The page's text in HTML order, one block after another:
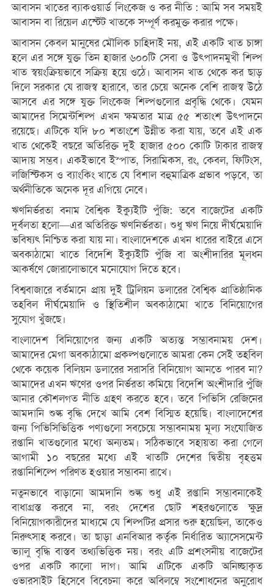
আবাসন খাতের ব্যাকওয়ার্ড লিংকেজ ও কর নীতি : আমি সব সময়ই
আবাসন বা রিয়েল এস্টেট খাতকে সম্পূর্ণ করমুক্ত করার পক্ষে।
আবাসন কেবল মানুষের মৌলিক চাহিদাই নয়, এই একটি খাত চাঙ্গা
হলে এর সঙ্গে যুক্ত তিন হাজার ৬০০টি সেবা ও উৎপাদনমুখী শিল্প
খাত স্বয়ংক্রিয়ভাবে সক্রিয় হয়ে ওঠে। আবাসন খাত থেকে কর ছাড়
দিলে সরকার যে রাজস্ব হারাবে, তার চেয়ে অনেক বেশি রাজস্ব উঠে
আসবে এর সঙ্গে যুক্ত লিংকেজ শিল্পগুলোর প্রবৃদ্ধি থেকে। যেমন
আমাদের সিমেন্টশিল্প এখন ক্ষমতার মাত্র ৫৫ শতাংশ উৎপাদনে
রয়েছে। এটিকে যদি ৮০ শতাংশে উন্নীত করা যায়, তবে এই এক
খাত থেকেই বছরে অতিরিক্ত দুই হাজার ৫০০ কোটি টাকার রাজস্ব
আদায় সম্ভব। একইভাবে ইস্পাত, সিরামিকস, রং, কেবল, ফিটিংস,
লজিস্টিকস ও ব্যাংকিং খাতে যে বিশাল বহুমাত্রিক প্রভাব পড়বে, তা
অর্থনীতিকে অনেক দূর এগিয়ে নেবে।
ঋণনির্ভরতা বনাম বৈশ্বিক ইক্যুইটি পুঁজি: তবে বাজেটের একটি
দুর্বলতা হলো—এর অতিরিক্ত ঋণনির্ভরতা। শুধু ঋণ নিয়ে দীর্ঘমেয়াদি
ভবিষ্যৎ নিশ্চিত করা যায় না। বাংলাদেশকে এখন ধারের বাইরে এসে
অবকাঠামো খাতে বিদেশি ইক্যুইটি পুঁজি বা অংশীদারির মূলধন
আকর্ষণে জোরালোভাবে মনোযোগ দিতে হবে।
বিশ্ববাজারে বর্তমানে প্রায় দুই ট্রিলিয়ন ডলারের বৈশ্বিক প্রাতিষ্ঠানিক
তহবিল দীর্ঘমেয়াদি ও স্থিতিশীল অবকাঠামো খাতে বিনিয়োগের
সুযোগ খুঁজছে।
বাংলাদেশ বিনিয়োগের জন্য একটি অত্যন্ত সম্ভাবনাময় দেশ।
আমাদের মেগা অবকাঠামো প্রকল্পগুলোতে আমরা কেন সেই তহবিল
থেকে কয়েক বিলিয়ন ডলারের সরাসরি বিনিয়োগ আনতে পারব না?
আমাদের এখন ঋণের ওপর নির্ভরতা কমিয়ে বিদেশি অংশীদারি পুঁজি
আনার কৌশলগত নীতি গ্রহণ করতে হবে। তবে পিভিসি রেজিনের
আমদানি শুল্ক বৃদ্ধি দেখে আমি বেশ বিস্মিত হয়েছি। বাংলাদেশের
জন্য পিভিসিভিত্তিক পণ্যগুলো সবচেয়ে সম্ভাবনাময় মূল্য সংযোজিত
রপ্তানি খাতগুলোর মধ্যে অন্যতম। সঠিকভাবে সহায়তা করা গেলে
আগামী ১০ বছরের মধ্যে এই খাতটি দেশের দ্বিতীয় বৃহত্তম
রপ্তানিশিল্পে পরিণত হওয়ার সম্ভাবনা রাখে।
নতুনভাবে বাড়ানো আমদানি শুল্ক শুধু এই রপ্তানি সম্ভাবনাকেই
বাধাগ্রস্ত করবে না, বরং দেশের ছোট শহরগুলোতে ক্ষুদ্র
বিনিয়োগকারীদের মাধ্যমে যে শিল্পটির প্রসার শুরু হয়েছিল, তাকেও
নিরুৎসাহ করবে। তা ছাড়া এনবিআর কর্তৃক নির্ধারিত অ্যাসেসমেন্ট
ভ্যালু বৃদ্ধি বাস্তব তথ্যভিত্তিক নয়। বরং এটি প্রশংসনীয় বাজেটের
ওপর একটি কালো দাগ। আমি এটিকে একটি অনিচ্ছাকৃত
ওভারসাইট হিসেবে বিবেচনা করে অবিলম্বে সংশোধনের অনুরোধ